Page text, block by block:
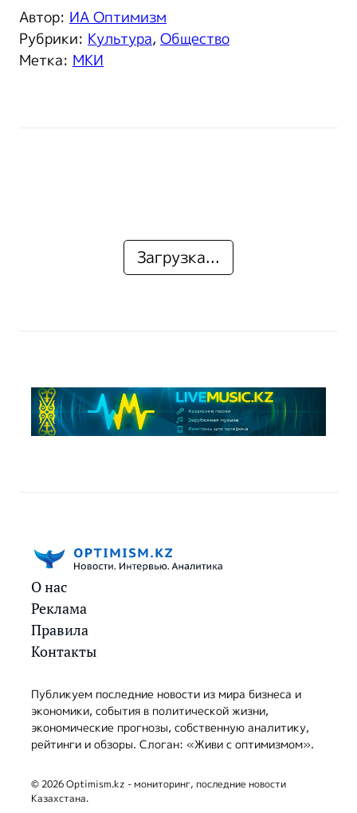
Автор: ИА Оптимизм
Рубрики: Культура, Общество
Метка: МКИ
Загрузка...
О нас
Реклама
Правила
Контакты
Публикуем последние новости из мира бизнеса и
экономики, события в политической жизни,
экономические прогнозы, собственную аналитику,
рейтинги и обзоры. Слоган: «Живи с оптимизмом».
© 2026 Optimism.kz - мониторинг, последние новости
Казахстана.